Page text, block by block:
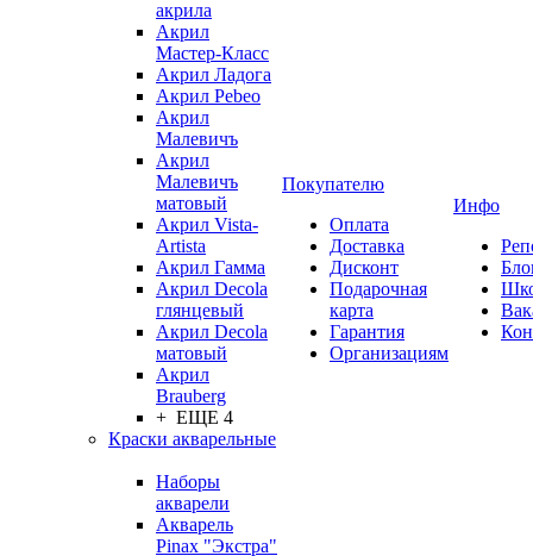
акрила
Акрил
Мастер-Класс
Акрил Ладога
Акрил Pebeo
Акрил
Малевичъ
Акрил
Малевичъ
матовый
Акрил Vista-
Artista
Акрил Гамма
Акрил Decola
глянцевый
Акрил Decola
матовый
Акрил
Brauberg
+ ЕЩЕ 4
Краски акварельные
Наборы
акварели
Акварель
Pinax "Экстра"
Покупателю
Оплата
Доставка
Дисконт
Подарочная
карта
Гарантия
Организациям
Инфо